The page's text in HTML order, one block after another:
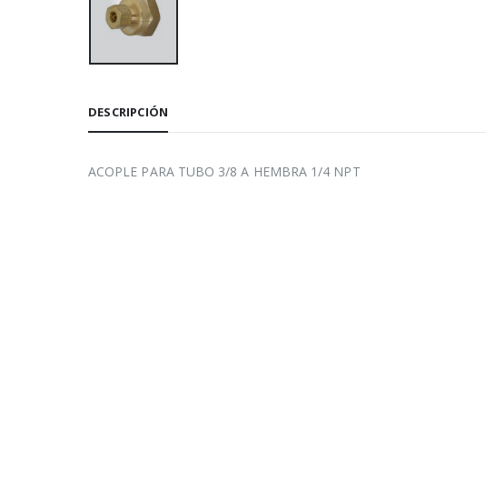
DESCRIPCIÓN
ACOPLE PARA TUBO 3/8 A HEMBRA 1/4 NPT